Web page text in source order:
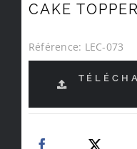
CAKE
Référence: LEC-073